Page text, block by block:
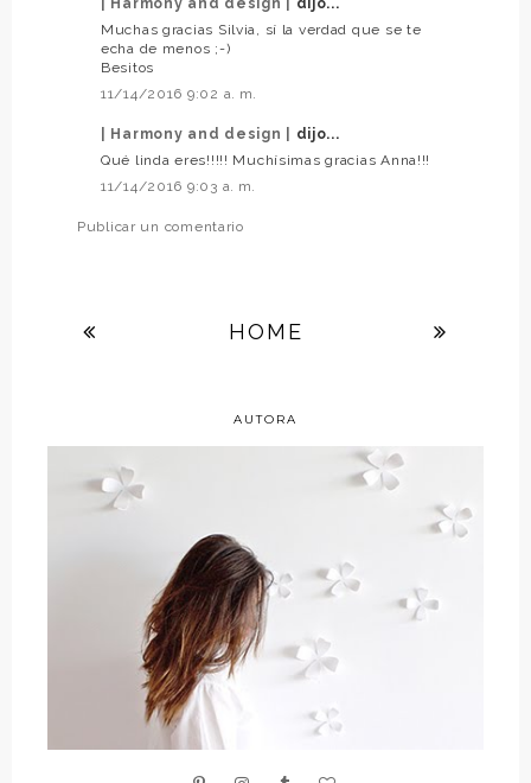
Muchas gracias Silvia, sí la verdad que se te
echa de menos ;-)
Besitos
11/14/2016 9:02 a. m.
| Harmony and design |
dijo...
Qué linda eres!!!!! Muchísimas gracias Anna!!!
11/14/2016 9:03 a. m.
Publicar un comentario
HOME
AUTORA